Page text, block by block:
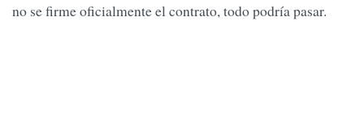
no se firme oficialmente el contrato, todo podría pasar.